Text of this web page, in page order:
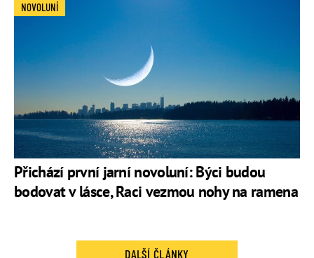
Přichází první jarní novoluní: Býci budou
bodovat v lásce, Raci vezmou nohy na ramena
NOVOLUNÍ
DALŠÍ ČLÁNKY